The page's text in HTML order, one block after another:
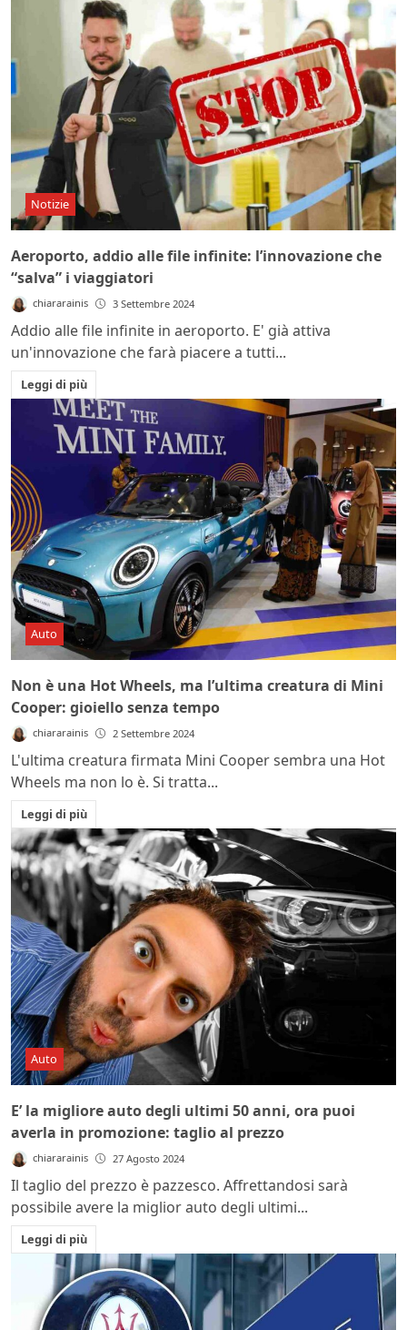
Notizie
Aeroporto, addio alle file infinite: l’innovazione che
“salva” i viaggiatori
chiararainis 3 Settembre 2024
Addio alle file infinite in aeroporto. E' già attiva
un'innovazione che farà piacere a tutti...
Leggi di più
Auto
Non è una Hot Wheels, ma l’ultima creatura di Mini
Cooper: gioiello senza tempo
chiararainis 2 Settembre 2024
L'ultima creatura firmata Mini Cooper sembra una Hot
Wheels ma non lo è. Si tratta...
Leggi di più
Auto
E’ la migliore auto degli ultimi 50 anni, ora puoi
averla in promozione: taglio al prezzo
chiararainis 27 Agosto 2024
Il taglio del prezzo è pazzesco. Affrettandosi sarà
possibile avere la miglior auto degli ultimi...
Leggi di più